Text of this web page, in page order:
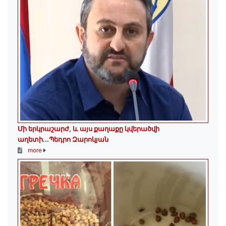
Մի երկրաշարժ, և այս քաղաքը կվերածվի
աղետի...Պեդրո Զարոկյան
more